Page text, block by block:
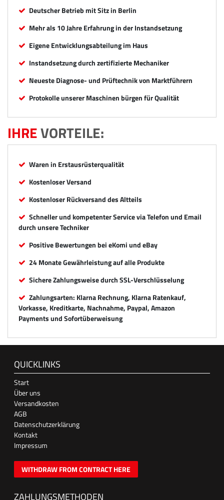
Deutscher Betrieb mit Sitz in Berlin
Mehr als 10 Jahre Erfahrung in der Instandsetzung
Eigene Entwicklungsabteilung im Haus
Instandsetzung durch zertifizierte Mechaniker
Neueste Diagnose- und Prüftechnik von Marktführern
Protokolle unserer Maschinen bürgen für Qualität
IHREVORTEILE:
Waren in Erstausrüsterqualität
Kostenloser Versand
Kostenloser Rückversand des Altteils
Schneller und kompetenter Service via Telefon und Email
durch unsere Techniker
Positive Bewertungen bei eKomi und eBay
24 Monate Gewährleistung auf alle Produkte
Sichere Zahlungsweise durch SSL-Verschlüsselung
Zahlungsarten: Klarna Rechnung, Klarna Ratenkauf,
Vorkasse, Kreditkarte, Nachnahme, Paypal, Amazon
Payments und Sofortüberweisung
QUICKLINKS
Start
Über uns
Versandkosten
AGB
Datenschutzerklärung
Kontakt
Impressum
WITHDRAW FROM CONTRACT HERE
ZAHLUNGSMETHODEN